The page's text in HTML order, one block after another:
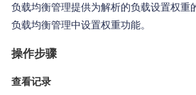
负载均衡管理提供为解析的负载设置权重
负载均衡管理中设置权重功能。
操作步骤
查看记录